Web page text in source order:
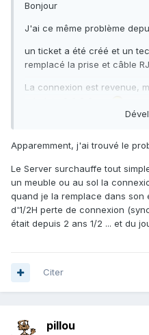
Bonjour
J'ai ce même problème
un ticket a été créé et un
remplacé la prise et câble
La connexion est revenue,
ou câble téléphonique
de pied, d'aspirateur, le chat,
Ce soir je test sur ma
un ami qui a une Freebox
Apparemment, j'ai trouvé le
Le Server surchauffe tout
un meuble ou au sol la
quand je la remplace dans son
d'1/2H perte de connexion
était depuis 2 ans 1/2 ... et du
Citer
pillou